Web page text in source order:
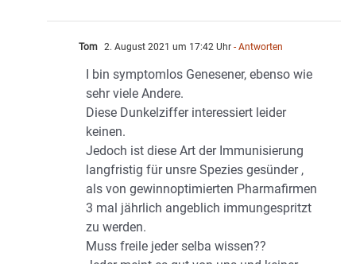
Tom 2. August 2021 um 17:42 Uhr - Antworten
I bin symptomlos Genesener, ebenso wie
sehr viele Andere.
Diese Dunkelziffer interessiert leider
keinen.
Jedoch ist diese Art der Immunisierung
langfristig für unsre Spezies gesünder ,
als von gewinnoptimierten Pharmafirmen
3 mal jährlich angeblich immungespritzt
zu werden.
Muss freile jeder selba wissen??